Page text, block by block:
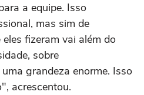
a equipe. Isso
mas sim de
fizeram vai além do
sobre
grandeza enorme. Isso
acrescentou.